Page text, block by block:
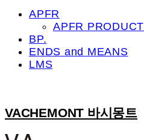
APFR
APFR PRODUCT
BP.
ENDS and MEANS
LMS
VACHEMONT 바시몽트